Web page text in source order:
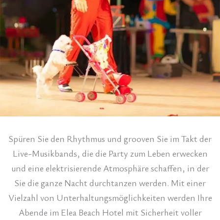
Spüren Sie den Rhythmus und grooven Sie im Takt der
Live-Musikbands, die die Party zum Leben erwecken
und eine elektrisierende Atmosphäre schaffen, in der
Sie die ganze Nacht durchtanzen werden. Mit einer
Vielzahl von Unterhaltungsmöglichkeiten werden Ihre
Abende im Elea Beach Hotel mit Sicherheit voller